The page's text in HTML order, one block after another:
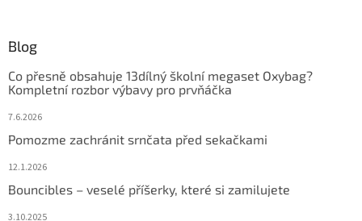
Blog
Co přesně obsahuje 13dílný školní megaset Oxybag?
Kompletní rozbor výbavy pro prvňáčka
7.6.2026
Pomozme zachránit srnčata před sekačkami
12.1.2026
Bouncibles – veselé příšerky, které si zamilujete
3.10.2025